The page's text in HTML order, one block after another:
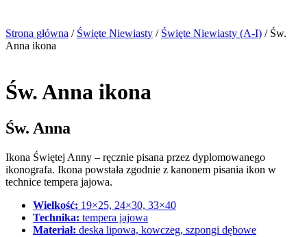
Strona główna / Święte Niewiasty / Święte Niewiasty (A-I) / Św.
Anna ikona
Św. Anna ikona
Św. Anna
Ikona Świętej Anny – ręcznie pisana przez dyplomowanego
ikonografa. Ikona powstała zgodnie z kanonem pisania ikon w
technice tempera jajowa.
Wielkość: 19×25, 24×30, 33×40
Technika: tempera jajowa
Materiał: deska lipowa, kowczeg, szpongi dębowe